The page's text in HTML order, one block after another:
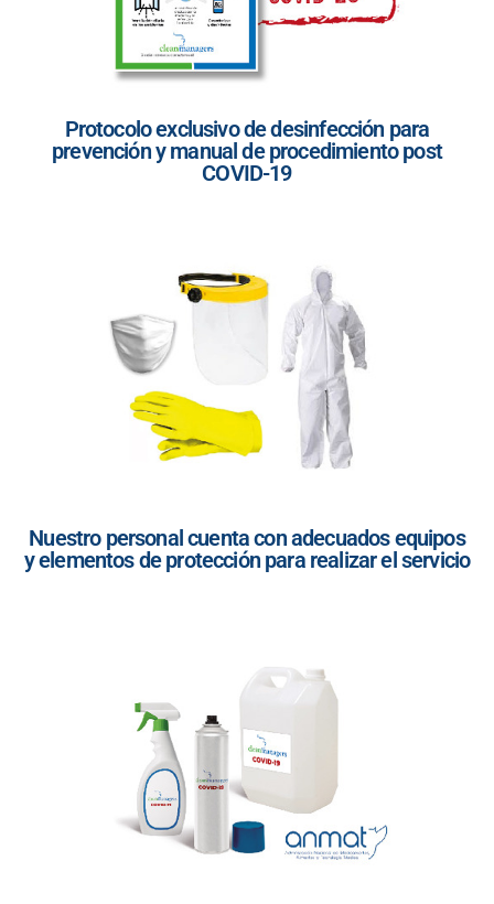
Protocolo exclusivo de desinfección para
prevención y manual de procedimiento post
COVID-19
Nuestro personal cuenta con adecuados equipos
y elementos de protección para realizar el servicio